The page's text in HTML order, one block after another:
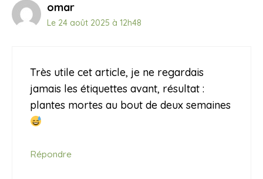
omar
Le 24 août 2025 à 12h48
Très utile cet article, je ne regardais
jamais les étiquettes avant, résultat :
plantes mortes au bout de deux semaines
Répondre